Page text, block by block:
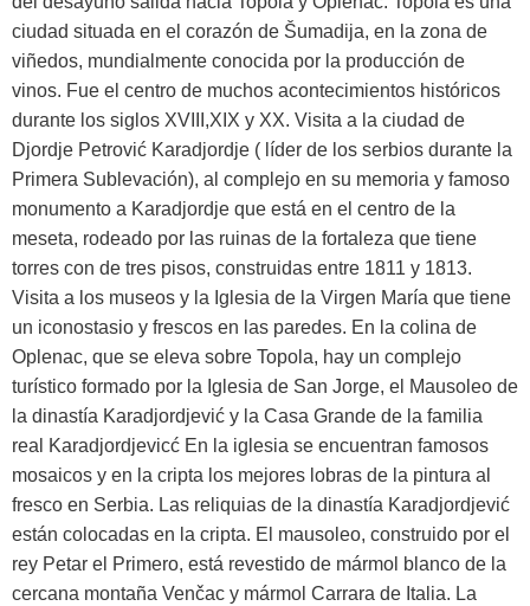
ciudad situada en el corazón de Šumadija, en la zona de
viñedos, mundialmente conocida por la producción de
vinos. Fue el centro de muchos acontecimientos históricos
durante los siglos XVIII,XIX y XX. Visita a la ciudad de
Djordje Petrović Karadjordje ( líder de los serbios durante la
Primera Sublevación), al complejo en su memoria y famoso
monumento a Karadjordje que está en el centro de la
meseta, rodeado por las ruinas de la fortaleza que tiene
torres con de tres pisos, construidas entre 1811 y 1813.
Visita a los museos y la Iglesia de la Virgen María que tiene
un iconostasio y frescos en las paredes. En la colina de
Oplenac, que se eleva sobre Topola, hay un complejo
turístico formado por la Iglesia de San Jorge, el Mausoleo de
la dinastía Karadjordjević y la Casa Grande de la familia
real Karadjordjevicć En la iglesia se encuentran famosos
mosaicos y en la cripta los mejores lobras de la pintura al
fresco en Serbia. Las reliquias de la dinastía Karadjordjević
están colocadas en la cripta. El mausoleo, construido por el
rey Petar el Primero, está revestido de mármol blanco de la
cercana montaña Venčac y mármol Carrara de Italia. La